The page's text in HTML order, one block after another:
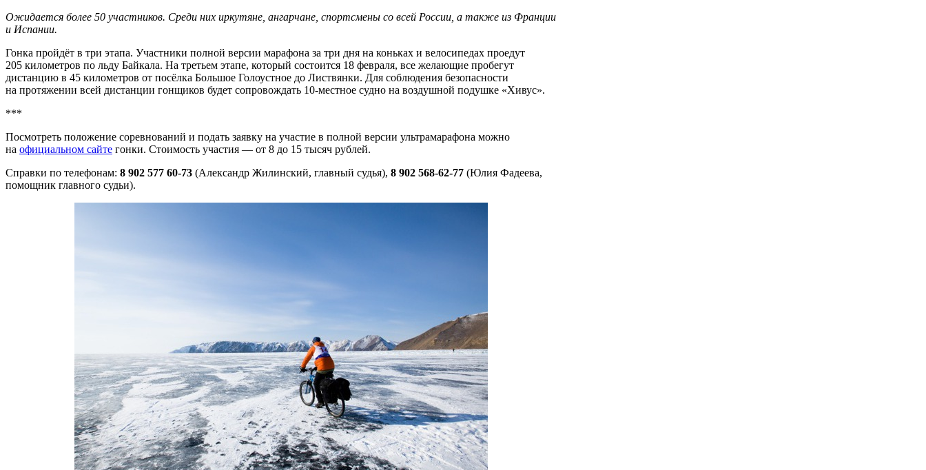
Ожидается более 50 участников. Среди них иркутяне, ангарчане, спортсмены со всей России, а также из Франции
и Испании.
Гонка пройдёт в три этапа. Участники полной версии марафона за три дня на коньках и велосипедах проедут
205 километров по льду Байкала. На третьем этапе, который состоится 18 февраля, все желающие пробегут
дистанцию в 45 километров от посёлка Большое Голоустное до Листвянки. Для соблюдения безопасности
на протяжении всей дистанции гонщиков будет сопровождать 10-местное судно на воздушной подушке «Хивус».
***
Посмотреть положение соревнований и подать заявку на участие в полной версии ультрамарафона можно
на официальном сайте гонки. Стоимость участия — от 8 до 15 тысяч рублей.
Справки по телефонам: 8 902 577 60-73 (Александр Жилинский, главный судья), 8 902 568-62-77 (Юлия Фадеева,
помощник главного судьи).